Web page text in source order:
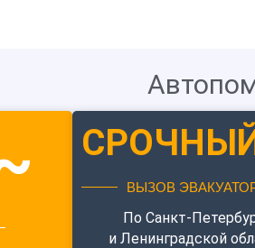
ВЫЗОВ
По Санкт-
и Ленинградской